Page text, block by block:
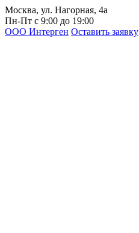
Москва, ул. Нагорная, 4а
Пн-Пт с 9:00 до 19:00
ООО Интерген Оставить заявку